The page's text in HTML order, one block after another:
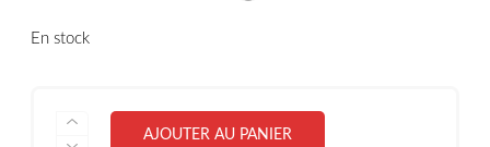
En stock
QUANTITÉ
AJOUTER AU PANIER